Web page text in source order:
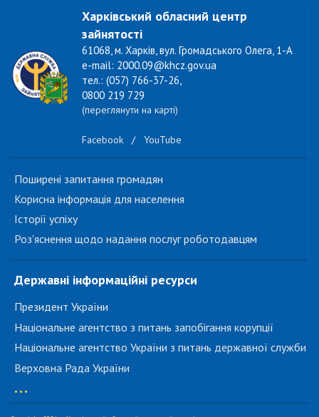
Харківський обласний центр
зайнятості
61068, м. Харків, вул. Громадського Олега, 1-А
e-mail: 2000.09@khcz.gov.ua
тел.: (057) 766-37-26,
0800 219 729
(переглянути на карті)
Facebook / YouTube
Поширені запитання громадян
Корисна інформація для населення
Історії успіху
Роз'яснення щодо надання послуг роботодавцям
Державні інформаційні ресурси
Президент України
Національне агентство з питань запобігання корупції
Національне агентство України з питань державної служби
Верховна Рада України
...